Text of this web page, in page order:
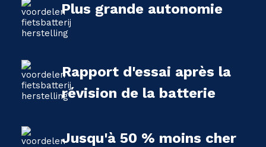
Plus grande autonomie
Rapport d'essai après la
révision de la batterie
Jusqu'à 50 % moins cher